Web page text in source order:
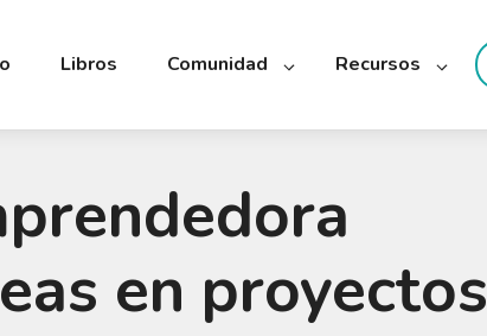
Libros Comunidad Recursos
en proyectos